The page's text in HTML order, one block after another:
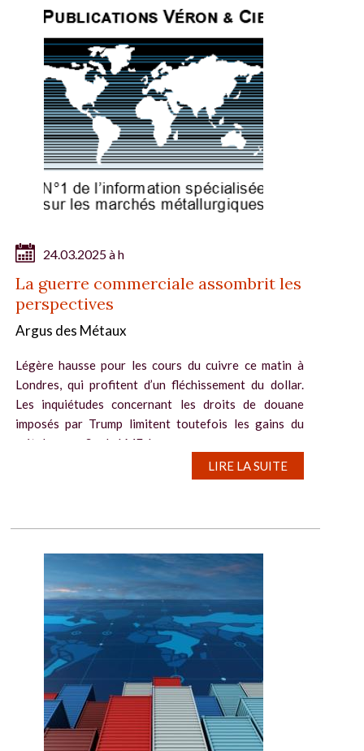
24.03.2025 à h
La guerre commerciale assombrit les
perspectives
Argus des Métaux
Légère hausse pour les cours du cuivre ce matin à
Londres, qui profitent d’un fléchissement du dollar.
Les inquiétudes concernant les droits de douane
imposés par Trump limitent toutefois les gains du
métal rouge. Sur le LME, le...
LIRE LA SUITE